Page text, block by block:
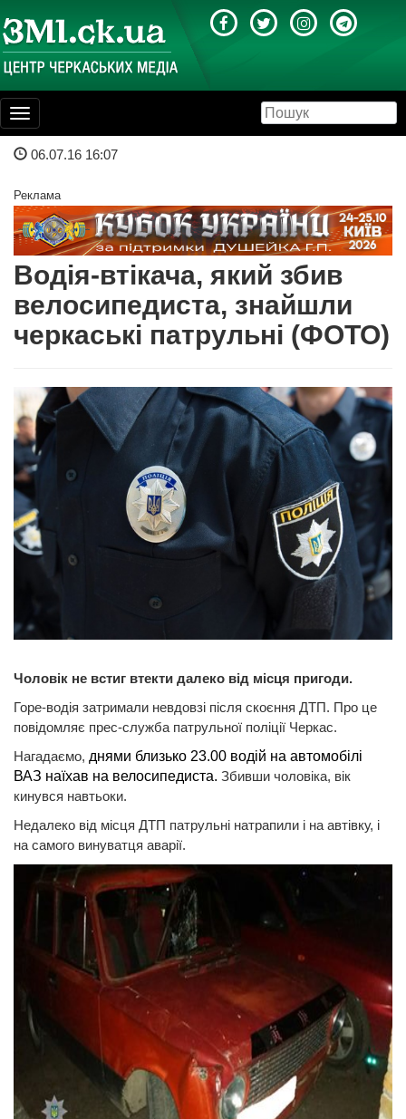
Toggle
navigation
06.07.16 16:07
Реклама
Водія-втікача, який збив
велосипедиста, знайшли
черкаські патрульні (ФОТО)
Чоловік не встиг втекти далеко від місця пригоди.
Горе-водія затримали невдовзі після скоєння ДТП. Про це
повідомляє прес-служба патрульної поліції Черкас.
Нагадаємо, днями близько 23.00 водій на автомобілі
ВАЗ наїхав на велосипедиста. Збивши чоловіка, вік
кинувся навтьоки.
Недалеко від місця ДТП патрульні натрапили і на автівку, і
на самого винуватця аварії.